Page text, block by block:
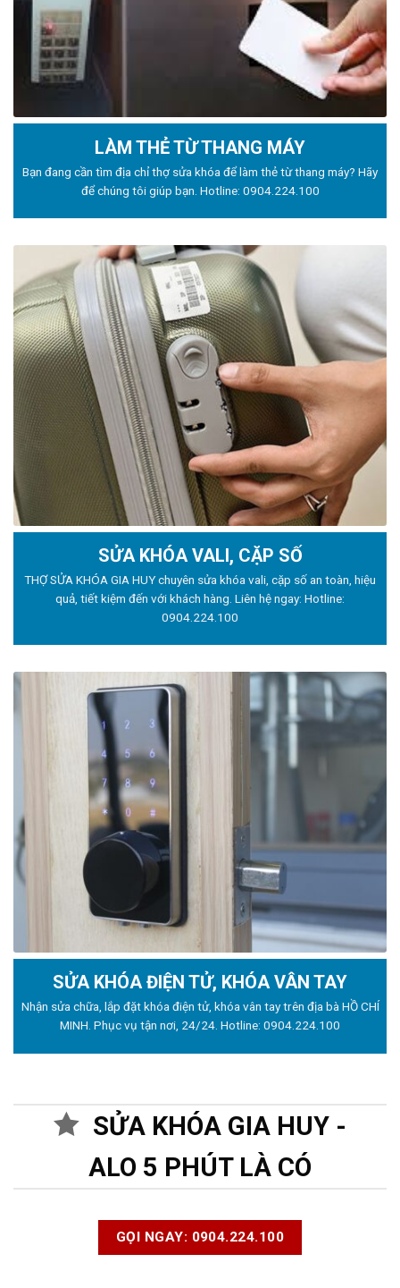
LÀM THẺ TỪ THANG MÁY
Bạn đang cần tìm địa chỉ thợ sửa khóa để làm thẻ từ thang máy? Hãy
để chúng tôi giúp bạn. Hotline: 0904.224.100
SỬA KHÓA VALI, CẶP SỐ
THỢ SỬA KHÓA GIA HUY chuyên sửa khóa vali, cặp số an toàn, hiệu
quả, tiết kiệm đến với khách hàng. Liên hệ ngay: Hotline:
0904.224.100
SỬA KHÓA ĐIỆN TỬ, KHÓA VÂN TAY
Nhận sửa chữa, lắp đặt khóa điện tử, khóa vân tay trên địa bà HỒ CHÍ
MINH. Phục vụ tận nơi, 24/24. Hotline: 0904.224.100
SỬA KHÓA GIA HUY -
ALO 5 PHÚT LÀ CÓ
GỌI NGAY: 0904.224.100